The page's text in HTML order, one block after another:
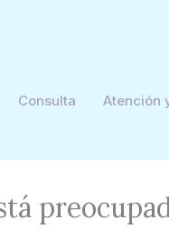
Consulta Atención